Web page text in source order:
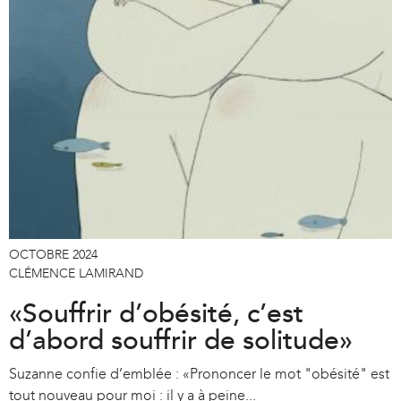
OCTOBRE 2024
CLÉMENCE LAMIRAND
«Souffrir d’obésité, c’est
d’abord souffrir de solitude»
Suzanne confie d’emblée : «Prononcer le mot "obésité" est
tout nouveau pour moi : il y a à peine...